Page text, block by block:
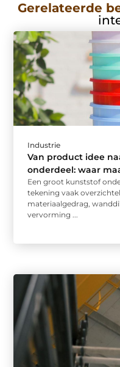
Gerelateerde
Industrie
Van product idee
onderdeel: waar
Een groot kunststof
tekening vaak
materiaalgedrag,
vervorming ...